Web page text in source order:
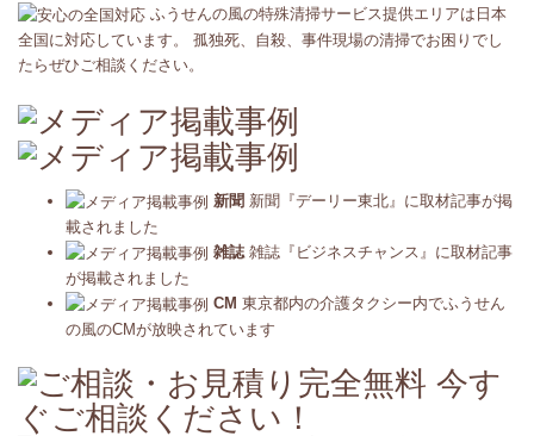
ふうせんの風の特殊清掃サービス提供エリアは日本
全国に対応しています。 孤独死、自殺、事件現場の清掃でお困りでし
たらぜひご相談ください。
新聞 新聞『デーリー東北』に取材記事が掲
載されました
雑誌 雑誌『ビジネスチャンス』に取材記事
が掲載されました
CM 東京都内の介護タクシー内でふうせん
の風のCMが放映されています